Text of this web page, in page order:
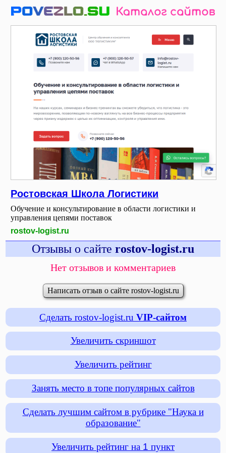
Ростовская Школа Логистики
Обучение и консультирование в области логистики и
управления цепями поставок
rostov-logist.ru
Отзывы о сайте rostov-logist.ru
Нет отзывов и комментариев
Написать отзыв о сайте rostov-logist.ru
Сделать rostov-logist.ru VIP-сайтом
Увеличить скриншот
Увеличить рейтинг
Занять место в топе популярных сайтов
Сделать лучшим сайтом в рубрике "Наука и
образование"
Увеличить рейтинг на 1 пункт